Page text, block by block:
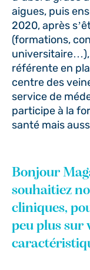
aigues, puis
2020, après
(formations,
universitaire…),
référente en
centre des
service de
participe à la
santé mais
Bonjour
souhaitiez
cliniques,
peu plus sur